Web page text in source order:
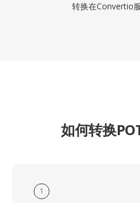
转换在Convertio
如何转换
1